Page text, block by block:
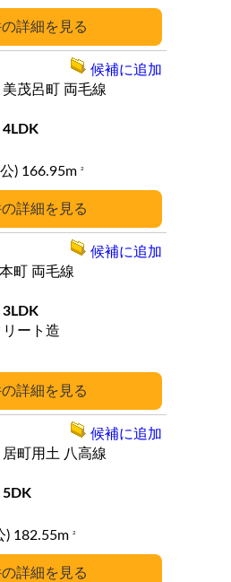
詳細
詳細
美茂呂町 両毛線
4LDK
(公) 166.95m 2
候補に追加
詳細
町 両毛線
3LDK
ート造
候補に追加
詳細
居町用土 八高線
5DK
(公) 182.55m 2
候補に追加